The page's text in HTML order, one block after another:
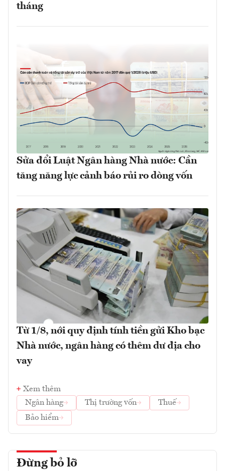
tháng
Sửa đổi Luật Ngân hàng Nhà nước: Cần
tăng năng lực cảnh báo rủi ro dòng vốn
Từ 1/8, nới quy định tính tiền gửi Kho bạc
Nhà nước, ngân hàng có thêm dư địa cho
vay
Xem thêm
Ngân hàng
Thị trường vốn
Thuế
Bảo hiểm
Đừng bỏ lỡ